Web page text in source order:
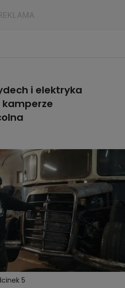
i elektryka
kamperze
5